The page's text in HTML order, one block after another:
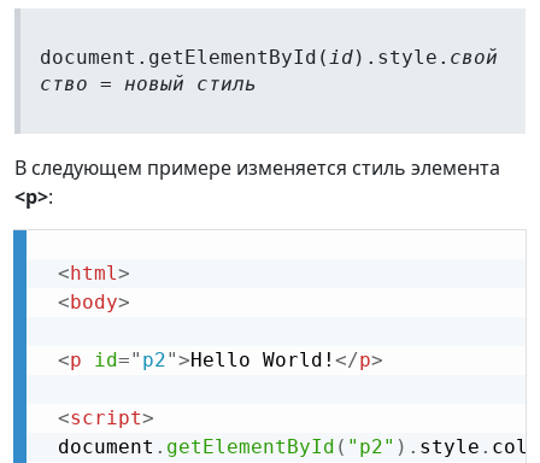
document.getElementById(id).style. свой
ство = новый стиль
В следующем примере изменяется стиль элемента
<p>:
< html>
< body>
<p id=" p2">Hello World! </p>
<script>
document . getElementById ( "p2" ) . style .